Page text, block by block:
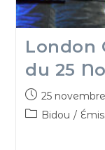
London
du 25
25
Bidou /